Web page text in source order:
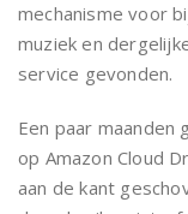
mechanisme voor
muziek en
service gevonden.
Een paar maanden
op Amazon Cloud
aan de kant